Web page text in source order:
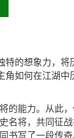
特的想象力，
角如何在江湖
的能力。从此
名将，共同征
书写了一段传奇